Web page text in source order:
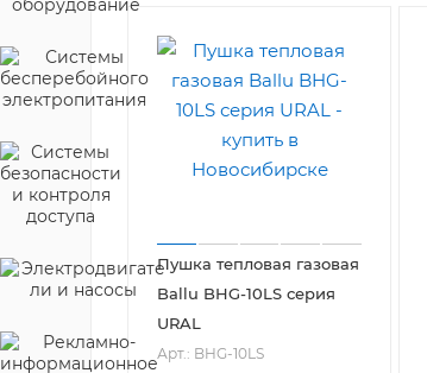
Пушка тепловая газовая
Ballu BHG-10LS серия
URAL
Арт.: BHG-10LS